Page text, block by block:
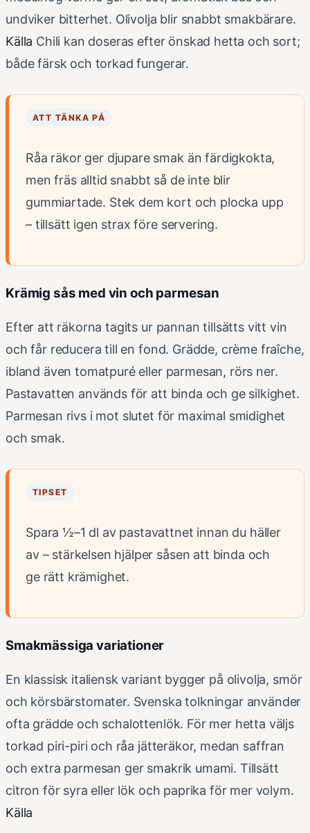
undviker bitterhet. Olivolja blir snabbt smakbärare.
Källa Chili kan doseras efter önskad hetta och sort;
både färsk och torkad fungerar.
ATT TÄNKA PÅ
Råa räkor ger djupare smak än färdigkokta,
men fräs alltid snabbt så de inte blir
gummiartade. Stek dem kort och plocka upp
– tillsätt igen strax före servering.
Krämig sås med vin och parmesan
Efter att räkorna tagits ur pannan tillsätts vitt vin
och får reducera till en fond. Grädde, crème fraîche,
ibland även tomatpuré eller parmesan, rörs ner.
Pastavatten används för att binda och ge silkighet.
Parmesan rivs i mot slutet för maximal smidighet
och smak.
TIPSET
Spara ½–1 dl av pastavattnet innan du häller
av – stärkelsen hjälper såsen att binda och
ge rätt krämighet.
Smakmässiga variationer
En klassisk italiensk variant bygger på olivolja, smör
och körsbärstomater. Svenska tolkningar använder
ofta grädde och schalottenlök. För mer hetta väljs
torkad piri-piri och råa jätteräkor, medan saffran
och extra parmesan ger smakrik umami. Tillsätt
citron för syra eller lök och paprika för mer volym.
Källa